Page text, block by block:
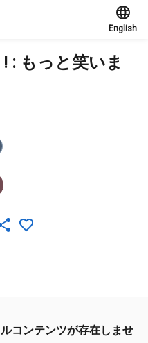
English
: もっと笑いま
コンテンツが存在しませ